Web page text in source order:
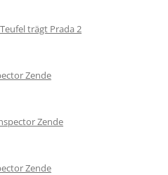
trägt Prada 2
Zende
Zende
Zende